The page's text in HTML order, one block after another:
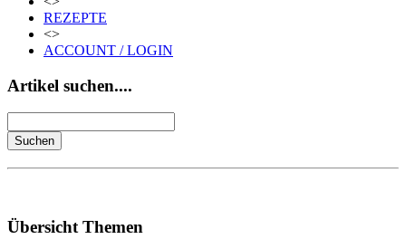
REZEPTE
<>
ACCOUNT / LOGIN
Artikel suchen....
Übersicht Themen